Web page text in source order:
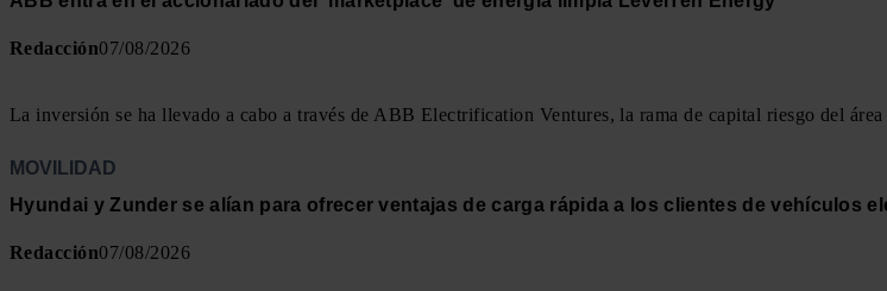
Redacción07/08/2026
La inversión se ha llevado a cabo a través de ABB Electrification Ventures, la rama de capital riesgo del
MOVILIDAD
Hyundai y Zunder se alían para ofrecer ventajas de carga rápida a los clientes de vehículos
Redacción07/08/2026